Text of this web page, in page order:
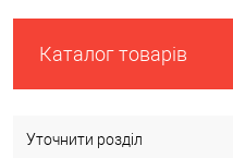
Каталог товарів
Уточнити розділ